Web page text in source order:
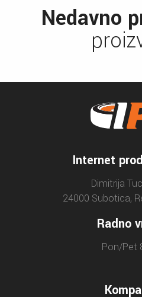
Nedavno
Internet
Dimitrija
24000 Subotica,
Radno
Pon/Pet